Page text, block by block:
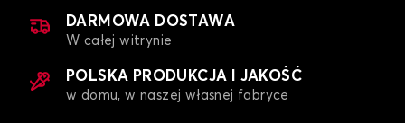
DARMOWA DOSTAWA
W całej witrynie
POLSKA PRODUKCJA I JAKOŚĆ
w domu, w naszej własnej fabryce